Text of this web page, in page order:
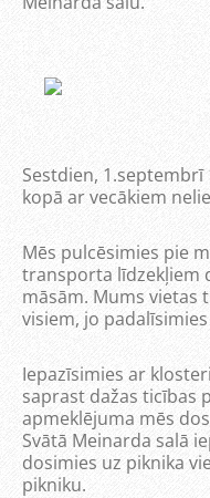
Sestdien,
kopā ar vecākiem
Mēs pulcēsimies pie
transporta līdzekļiem
māsām. Mums vietas
visiem, jo
Iepazīsimies ar
saprast dažas ticības
apmeklējuma mēs
Svātā Meinarda salā
dosimies uz piknika
pikniku.